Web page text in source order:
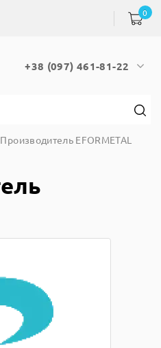
+38 (097) 461-81-22
0
Производитель EFORMETAL